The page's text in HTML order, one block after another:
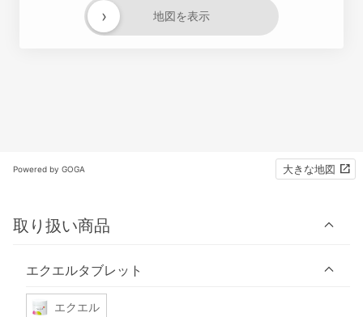
地図を表示
›
Powered by GOGA 大きな地図
取り扱い商品
エクエルタブレット
エクエル